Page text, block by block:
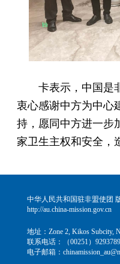
卡表示，中国是
衷心感谢中方为中心
持，愿同中方进一步
家卫生主权和安全，
中华人民共和国驻非盟使团
http://au.china-mission.gov.cn
地址：Zone 2, Kikos Subcity,
联系电话：（00251）
电子邮箱：